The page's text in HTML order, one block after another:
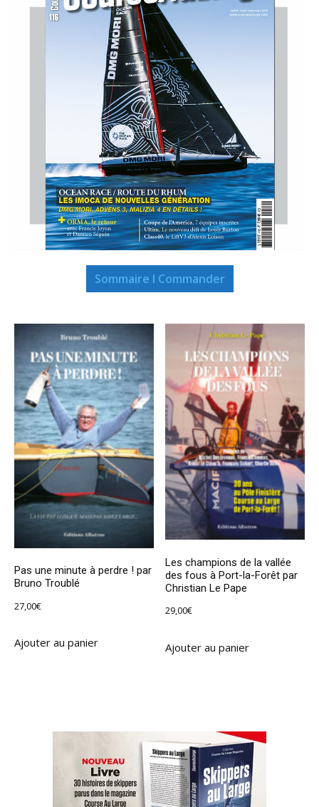
Sommaire I Commander
Pas une minute à perdre ! par
Bruno Troublé
27,00€
Ajouter au panier
Les champions de la vallée
des fous à Port-la-Forêt par
Christian Le Pape
29,00€
Ajouter au panier